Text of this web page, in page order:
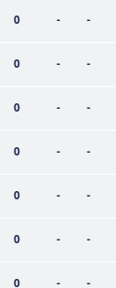
0 - -
0 - -
0 - -
0 - -
0 - -
0 - -
0 - -